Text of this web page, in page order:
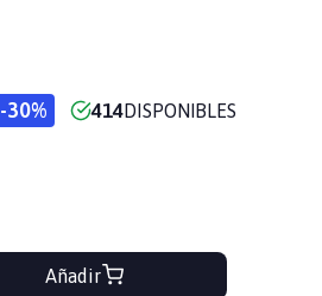
-30% 414DISPONIBLES
Añadir